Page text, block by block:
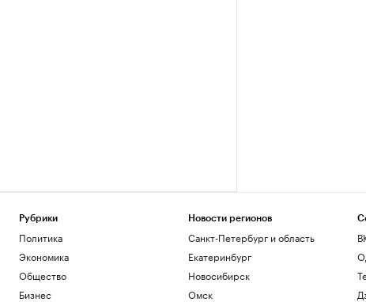
Рубрики
Политика
Экономика
Общество
Бизнес
Новости регионов
Санкт-Петербург и область
Екатеринбург
Новосибирск
Омск